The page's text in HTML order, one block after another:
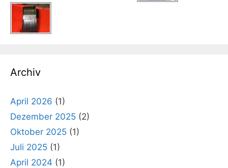
Archiv
April 2026 (1)
Dezember 2025 (2)
Oktober 2025 (1)
Juli 2025 (1)
April 2024 (1)